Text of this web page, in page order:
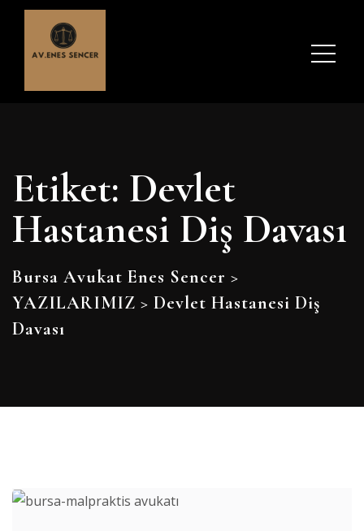
Etiket: Devlet
Hastanesi Diş Davası
Bursa Avukat Enes Sencer >
YAZILARIMIZ > Devlet Hastanesi Diş
Davası